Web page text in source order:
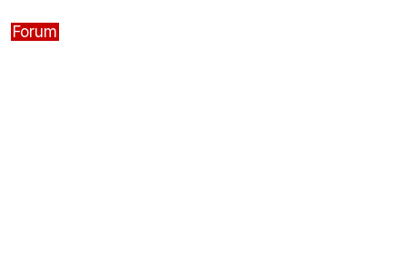
Forum